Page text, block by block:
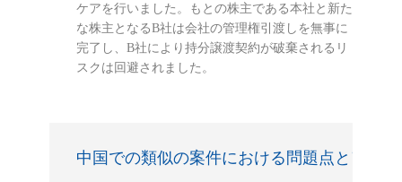
ケアを行いました。もとの株主である本社と新た
な株主となるB社は会社の管理権引渡しを無事に
完了し、B社により持分譲渡契約が破棄されるリ
スクは回避されました。
中国での類似の案件における問題点とアド